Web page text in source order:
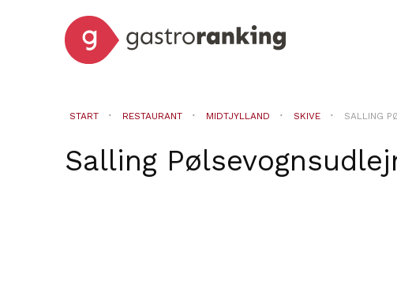
START RESTAURANT MIDTJYLLAND SKIVE SALLING
Salling